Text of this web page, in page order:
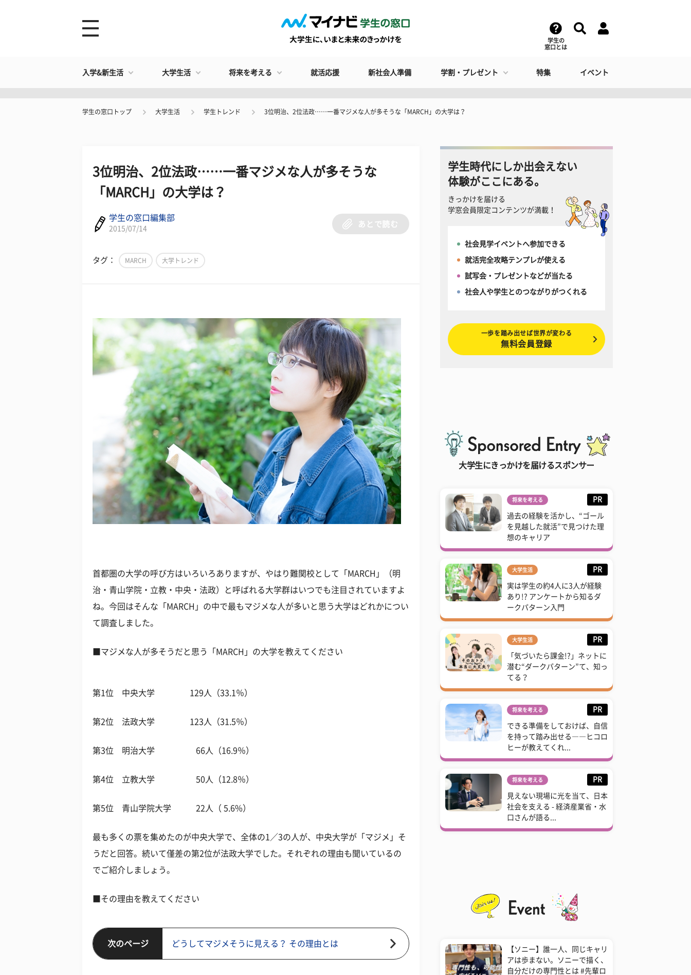
学生の
窓口とは
入学&新生活 大学生活 将来を考える 就活応援 新社会人準備 学割・プレゼント 特集 イベント
学生の窓口トップ 大学生活 学生トレンド 3位明治、2位法政……一番マジメな人が多そうな「MARCH」の大学は？
3位明治、2位法政……一番マジメな人が多そうな
「MARCH」の大学は？
学生の窓口編集部
2015/07/14
あとで読む
タグ： MARCH 大学トレンド
首都圏の大学の呼び方はいろいろありますが、やはり難関校として「MARCH」（明
治・青山学院・立教・中央・法政）と呼ばれる大学群はいつでも注目されていますよ
ね。今回はそんな「MARCH」の中で最もマジメな人が多いと思う大学はどれかについ
て調査しました。
■マジメな人が多そうだと思う「MARCH」の大学を教えてください
第1位 中央大学 129人（33.1％）
第2位 法政大学 123人（31.5％）
第3位 明治大学 66人（16.9％）
第4位 立教大学 50人（12.8％）
第5位 青山学院大学 22人（ 5.6%）
最も多くの票を集めたのが中央大学で、全体の1／3の人が、中央大学が「マジメ」そ
うだと回答。続いて僅差の第2位が法政大学でした。それぞれの理由も聞いているの
でご紹介しましょう。
■その理由を教えてください
次のページ どうしてマジメそうに見える？ その理由とは
学生時代にしか出会えない
体験がここにある。
きっかけを届ける
学窓会員限定コンテンツが満載！
社会見学イベントへ参加できる
就活完全攻略テンプレが使える
試写会・プレゼントなどが当たる
社会人や学生とのつながりがつくれる
一歩を踏み出せば世界が変わる
無料会員登録
大学生にきっかけを届けるスポンサー
将来を考える PR
過去の経験を活かし、“ゴール
を見越した就活”で見つけた理
想のキャリア
大学生活 PR
実は学生の約4人に3人が経験
あり!? アンケートから知るダ
ークパターン入門
大学生活 PR
「気づいたら課金!?」ネットに
潜む“ダークパターン”て、知っ
てる？
将来を考える PR
できる準備をしておけば、自信
を持って踏み出せる――ヒコロ
ヒーが教えてくれ...
将来を考える PR
見えない現場に光を当て、日本
社会を支える - 経済産業省・水
口さんが語る...
【ソニー】誰一人、同じキャリ
アは歩まない。ソニーで描く、
自分だけの専門性とは #先輩ロ